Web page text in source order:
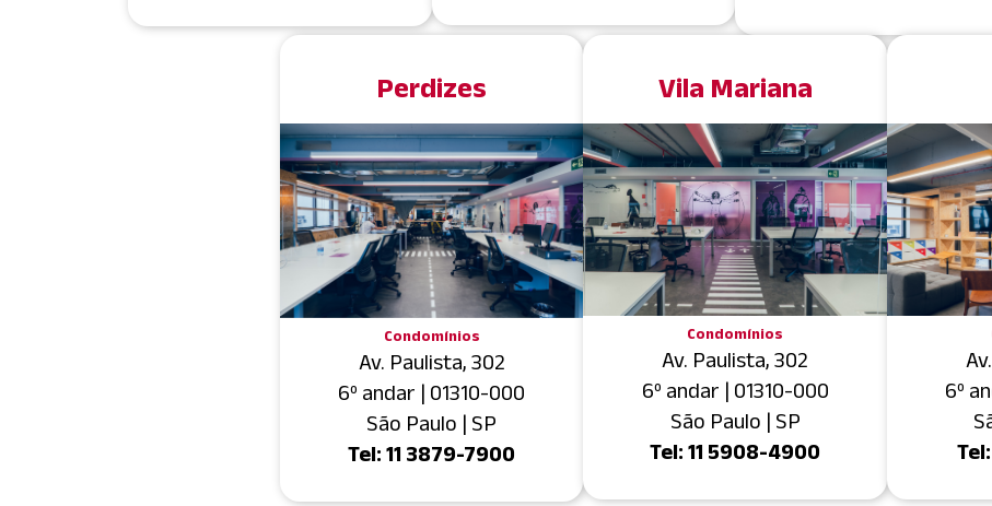
Perdizes
Condomínios
Av. Paulista, 302
6º andar | 01310-000
São Paulo | SP
Tel: 11 3879-7900
Vila Mariana
Condomínios
Av. Paulista, 302
6º andar | 01310-000
São Paulo | SP
Tel: 11 5908-4900
6º